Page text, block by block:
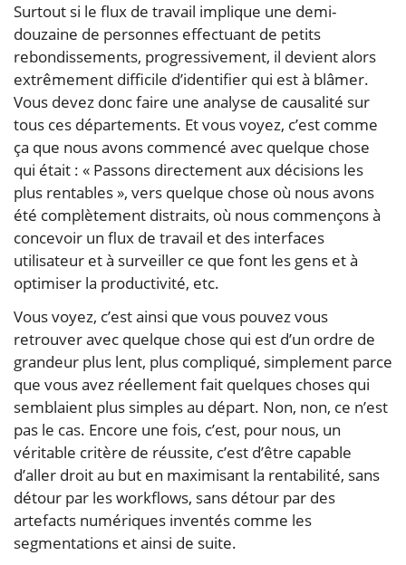
Surtout si le flux de travail implique une demi-
douzaine de personnes effectuant de petits
rebondissements, progressivement, il devient alors
extrêmement difficile d’identifier qui est à blâmer.
Vous devez donc faire une analyse de causalité sur
tous ces départements. Et vous voyez, c’est comme
ça que nous avons commencé avec quelque chose
qui était : « Passons directement aux décisions les
plus rentables », vers quelque chose où nous avons
été complètement distraits, où nous commençons à
concevoir un flux de travail et des interfaces
utilisateur et à surveiller ce que font les gens et à
optimiser la productivité, etc.
Vous voyez, c’est ainsi que vous pouvez vous
retrouver avec quelque chose qui est d’un ordre de
grandeur plus lent, plus compliqué, simplement parce
que vous avez réellement fait quelques choses qui
semblaient plus simples au départ. Non, non, ce n’est
pas le cas. Encore une fois, c’est, pour nous, un
véritable critère de réussite, c’est d’être capable
d’aller droit au but en maximisant la rentabilité, sans
détour par les workflows, sans détour par des
artefacts numériques inventés comme les
segmentations et ainsi de suite.